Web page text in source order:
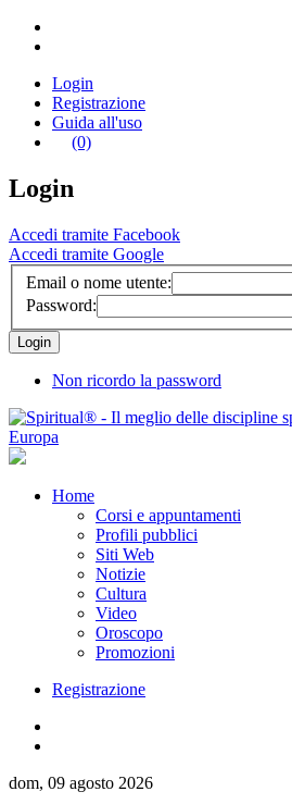
Login
Registrazione
Guida all'uso
(0)
Login
Accedi tramite Facebook
Accedi tramite Google
Email o nome utente:
Password:
Non ricordo la password
Home
Corsi e appuntamenti
Profili pubblici
Siti Web
Notizie
Cultura
Video
Oroscopo
Promozioni
Registrazione
dom, 09 agosto 2026